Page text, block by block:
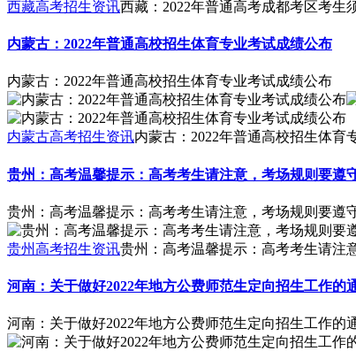
西藏高考招生资讯西藏：2022年普通高考成都考区考生
内蒙古：2022年普通高校招生体育专业考试成绩公布
内蒙古：2022年普通高校招生体育专业考试成绩公布
内蒙古高考招生资讯内蒙古：2022年普通高校招生体育
贵州：高考温馨提示：高考考生请注意，考场规则要遵
贵州：高考温馨提示：高考考生请注意，考场规则要遵
贵州高考招生资讯贵州：高考温馨提示：高考考生请注
河南：关于做好2022年地方公费师范生定向招生工作的
河南：关于做好2022年地方公费师范生定向招生工作的